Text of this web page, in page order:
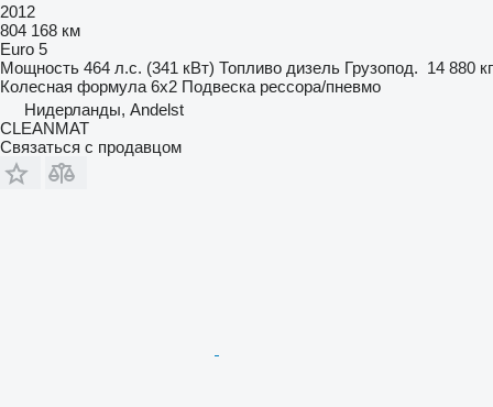
2012
804 168 км
Euro 5
Мощность 464 л.с. (341 кВт) Топливо дизель Грузопод. 14 880 кг
Колесная формула 6x2 Подвеска рессора/пневмо
Нидерланды, Andelst
CLEANMAT
Связаться с продавцом